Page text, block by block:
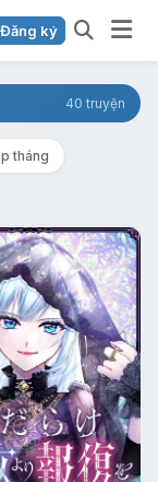
Đăng ký
40 truyện
tháng